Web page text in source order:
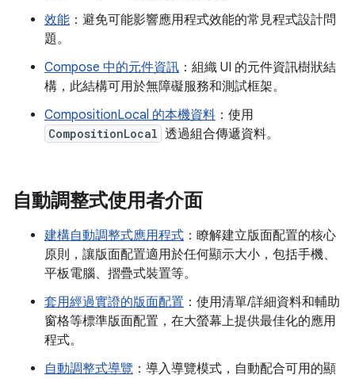
效能 ：避免可能影響應用程式效能的常見程式設計問
題。
Compose 中的元件資訊 ：組織 UI 的元件資訊樹狀結
構，此結構可用於無障礙服務和測試框架。
CompositionLocal 的本機資料 ：使用
CompositionLocal 透過組合傳遞資料。
自動調整式使用者介面
建構自動調整式應用程式 ：瞭解建立版面配置的核心
原則，讓版面配置適用於任何顯示大小，包括手機、
平板電腦、摺疊式裝置等。
套用經過實證的版面配置 ：使用清單/詳細資料和輔助
窗格等標準版面配置，在大螢幕上提供最佳化的應用
程式。
自動調整式導覽 ：導入導覽模式，自動配合可用的顯